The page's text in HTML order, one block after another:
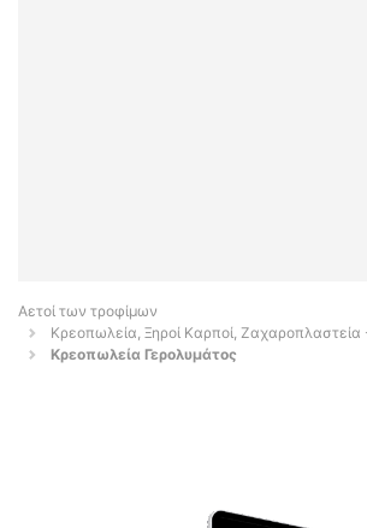
Αετοί των τροφίμων
Κρεοπωλεία, Ξηροί Καρποί,
Κρεοπωλεία Γερολυμάτος